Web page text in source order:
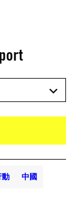
動 中國